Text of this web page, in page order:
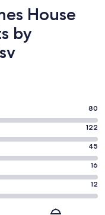
House
by
80
122
45
16
12